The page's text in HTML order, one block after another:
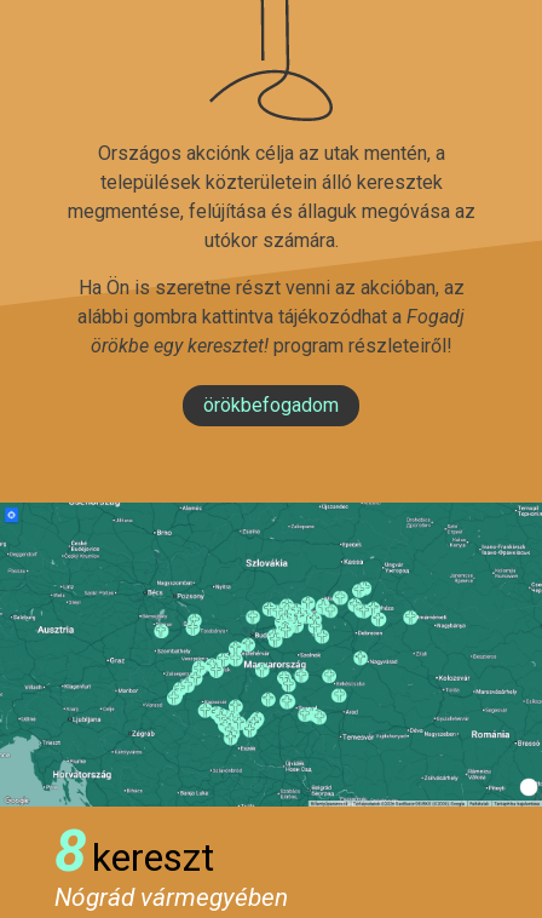
Országos akciónk célja az utak mentén, a
települések közterületein álló keresztek
megmentése, felújítása és állaguk megóvása az
utókor számára.
Ha Ön is szeretne részt venni az akcióban, az
alábbi gombra kattintva tájékozódhat a Fogadj
örökbe egy keresztet!program részleteiről!
örökbefogadom
8kereszt
Nógrád vármegyében